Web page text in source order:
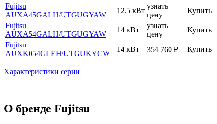
Fujitsu
AUXA45GALH/UTGUGYAW
12.5 кВт
узнать
цену
Купить
Fujitsu
AUXA54GALH/UTGUGYAW
14 кВт
узнать
цену
Купить
Fujitsu
AUXK054GLEH/UTGUKYCW
14 кВт 354 760 ₽ Купить
Характеристики серии
О бренде Fujitsu